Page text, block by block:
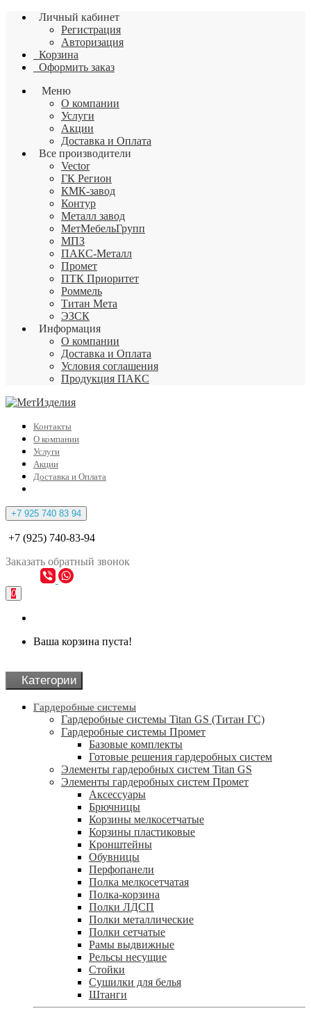
Личный кабинет
Регистрация
Авторизация
Корзина
Оформить заказ
Меню
О компании
Услуги
Акции
Доставка и Оплата
Все производители
Vector
ГК Регион
КМК-завод
Контур
Металл завод
МетМебельГрупп
МПЗ
ПАКС-Металл
Промет
ПТК Приоритет
Роммель
Титан Мета
ЭЗСК
Информация
О компании
Доставка и Оплата
Условия соглашения
Продукция ПАКС
Контакты
О компании
Услуги
Акции
Доставка и Оплата
+7 925 740 83 94
+7 (925) 740-83-94
Заказать обратный звонок
0
Ваша корзина пуста!
Категории
Гардеробные системы
Гардеробные системы Titan GS (Титан ГС)
Гардеробные системы Промет
Базовые комплекты
Готовые решения гардеробных систем
Элементы гардеробных систем Titan GS
Элементы гардеробных систем Промет
Аксессуары
Брючницы
Корзины мелкосетчатые
Корзины пластиковые
Кронштейны
Обувницы
Перфопанели
Полка мелкосетчатая
Полка-корзина
Полки ЛДСП
Полки металлические
Полки сетчатые
Рамы выдвижные
Рельсы несущие
Стойки
Сушилки для белья
Штанги